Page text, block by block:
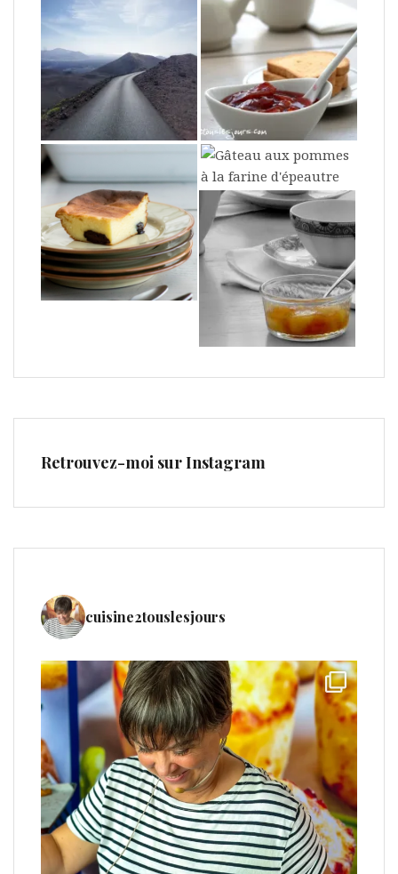
Retrouvez-moi sur Instagram
cuisine2touslesjours